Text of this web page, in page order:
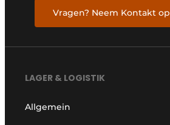
Vragen? Neem Kontakt op
LAGER & LOGISTIK
Allgemein